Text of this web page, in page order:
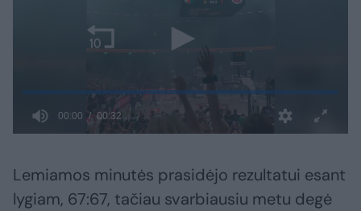
Lemiamos minutės prasidėjo rezultatui esant
lygiam, 67:67, tačiau svarbiausiu metu degė